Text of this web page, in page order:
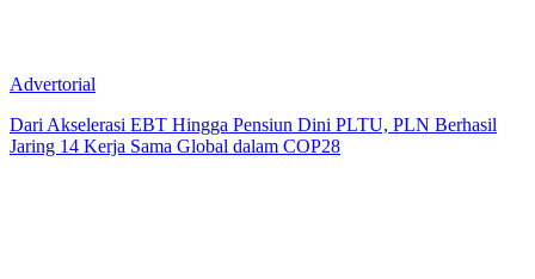
Advertorial
Dari Akselerasi EBT Hingga Pensiun Dini PLTU, PLN Berhasil
Jaring 14 Kerja Sama Global dalam COP28